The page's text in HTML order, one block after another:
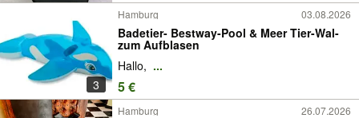
3
Hamburg 03.08.2026
Badetier- Bestway-Pool & Meer Tier-Wal-
zum Aufblasen
Hallo, ...
5 €
Hamburg 26.07.2026